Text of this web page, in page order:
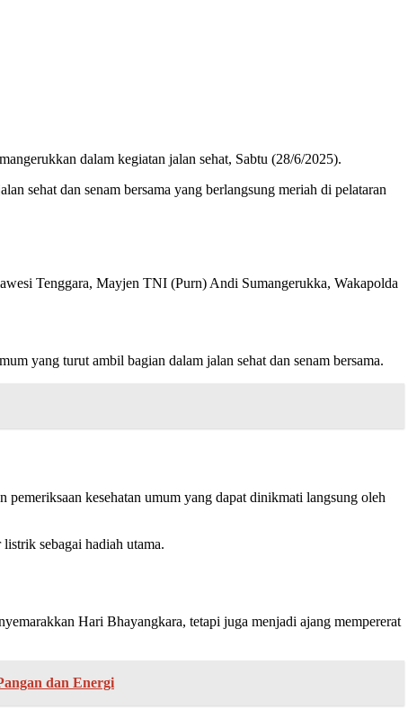
dalam kegiatan jalan sehat, Sabtu (28/6/2025).
sehat dan senam bersama yang berlangsung meriah di pelataran
Tenggara, Mayjen TNI (Purn) Andi Sumangerukka, Wakapolda
yang turut ambil bagian dalam jalan sehat dan senam bersama.
kesehatan umum yang dapat dinikmati langsung oleh
sebagai hadiah utama.
Hari Bhayangkara, tetapi juga menjadi ajang mempererat
dan Energi